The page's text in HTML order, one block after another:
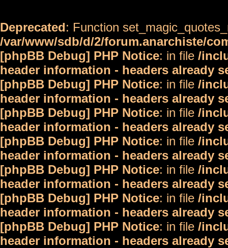
Deprecated: Function
/var/www/sdb/d/2/forum.anarchiste/
[phpBB Debug] PHP Notice: in file /
header information - headers already
[phpBB Debug] PHP Notice: in file /
header information - headers already
[phpBB Debug] PHP Notice: in file /
header information - headers already
[phpBB Debug] PHP Notice: in file /
header information - headers already
[phpBB Debug] PHP Notice: in file /
header information - headers already
[phpBB Debug] PHP Notice: in file /
header information - headers already
[phpBB Debug] PHP Notice: in file /
header information - headers already